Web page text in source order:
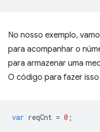
No nosso exemplo,
para acompanhar o
para armazenar uma
O código para fazer
var reqCnt = 0 ;